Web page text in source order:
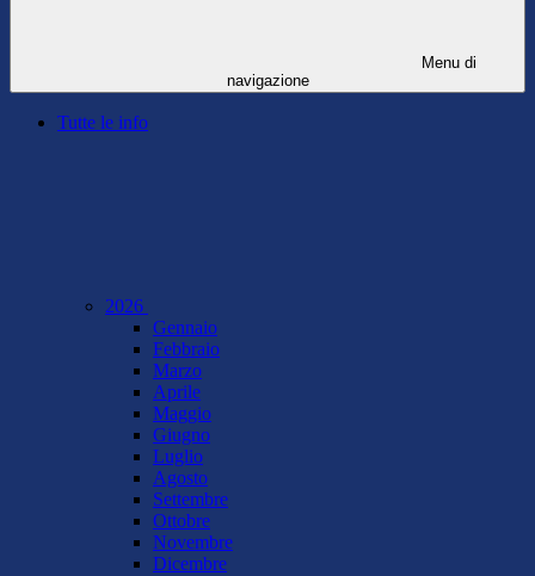
Menu di
navigazione
Tutte le info
2026
Gennaio
Febbraio
Marzo
Aprile
Maggio
Giugno
Luglio
Agosto
Settembre
Ottobre
Novembre
Dicembre